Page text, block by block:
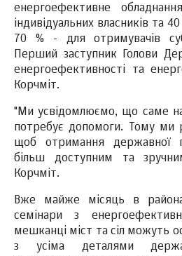
енергоефективне
індивідуальних власників та
70 % - для отримувачів
Перший заступник Голови
енергоефективності та
Корчміт.
"Ми усвідомлюємо, що саме
потребує допомоги. Тому ми
щоб отримання державної
більш доступним та
Корчміт.
Вже майже місяць в
семінари з
мешканці міст та сіл можуть
з усіма деталями